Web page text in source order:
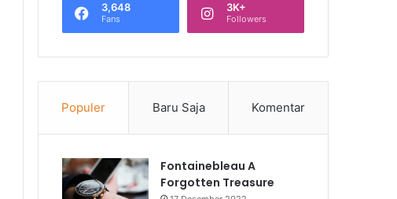
3,648
Fans
3K+
Followers
Populer Baru Saja Komentar
Fontainebleau A
Forgotten Treasure